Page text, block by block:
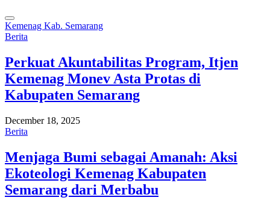
Kemenag Kab. Semarang
Berita
Perkuat Akuntabilitas Program, Itjen
Kemenag Monev Asta Protas di
Kabupaten Semarang
December 18, 2025
Berita
Menjaga Bumi sebagai Amanah: Aksi
Ekoteologi Kemenag Kabupaten
Semarang dari Merbabu